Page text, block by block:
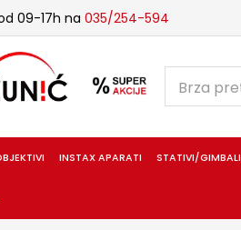
09-17h na 035/254-594
INSTAX APARATI STATIVI/GIMBALI